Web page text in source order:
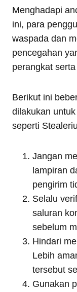
Menghadapi
ini, para
waspada dan
pencegahan
perangkat
Berikut ini
dilakukan
seperti
Jangan
lampiran
pengirim
Selalu
saluran
sebelum
Hindari
Lebih
tersebut
Gunakan